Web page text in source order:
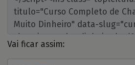
Vai ficar assim: